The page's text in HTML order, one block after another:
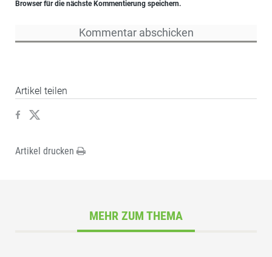
Browser für die nächste Kommentierung speichern.
Artikel teilen
Artikel drucken
MEHR ZUM THEMA